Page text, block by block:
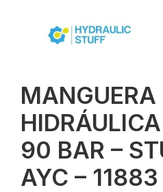
MANGUERA
90 BAR –
AYC – 11883